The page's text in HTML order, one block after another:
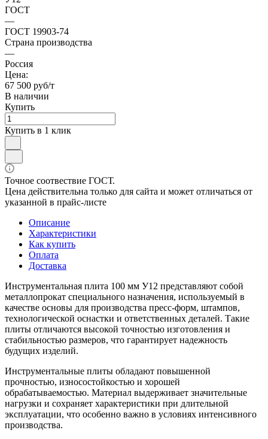
ГОСТ
—
ГОСТ 19903-74
Страна производства
—
Россия
Цена:
67 500 руб/т
В наличии
Купить
Купить в 1 клик
Точное соотвествие ГОСТ.
Цена действительна только для сайта и может отличаться от
указанной в прайс-листе
Описание
Характеристики
Как купить
Оплата
Доставка
Инструментальная плита 100 мм У12 представляют собой
металлопрокат специального назначения, используемый в
качестве основы для производства пресс-форм, штампов,
технологической оснастки и ответственных деталей. Такие
плиты отличаются высокой точностью изготовления и
стабильностью размеров, что гарантирует надежность
будущих изделий.
Инструментальные плиты обладают повышенной
прочностью, износостойкостью и хорошей
обрабатываемостью. Материал выдерживает значительные
нагрузки и сохраняет характеристики при длительной
эксплуатации, что особенно важно в условиях интенсивного
производства.